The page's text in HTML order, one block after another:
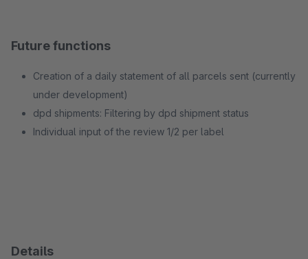
Future functions
Creation of a daily statement of all parcels sent (currently
under development)
dpd shipments: Filtering by dpd shipment status
Individual input of the review 1/2 per label
Details